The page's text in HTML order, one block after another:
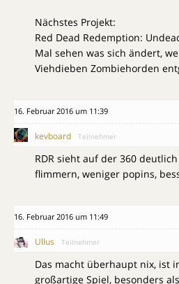
Nächstes Projekt:
Red Dead Redemption:
Mal sehen was sich ändert,
Viehdieben Zombiehorden
16. Februar 2016 um 11:39
kevboard Teilnehmer
RDR sieht auf der 360
flimmern, weniger popins,
16. Februar 2016 um 11:49
Ullus Teilnehmer
Das macht überhaupt nix, ist
großartige Spiel, besonders